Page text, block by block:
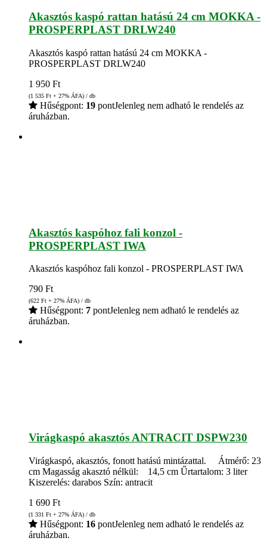
Akasztós kaspó rattan hatású 24 cm MOKKA -
PROSPERPLAST DRLW240
Akasztós kaspó rattan hatású 24 cm MOKKA -
PROSPERPLAST DRLW240
1 950 Ft
(1 535 Ft + 27% ÁFA) / db
Hűségpont: 19 pontJelenleg nem adható le rendelés az
áruházban.
Akasztós kaspóhoz fali konzol -
PROSPERPLAST IWA
Akasztós kaspóhoz fali konzol - PROSPERPLAST IWA
790 Ft
(622 Ft + 27% ÁFA) / db
Hűségpont: 7 pontJelenleg nem adható le rendelés az
áruházban.
Virágkaspó akasztós ANTRACIT DSPW230
Virágkaspó, akasztós, fonott hatású mintázattal. Átmérő: 23
cm Magasság akasztó nélkül: 14,5 cm Űrtartalom: 3 liter
Kiszerelés: darabos Szín: antracit
1 690 Ft
(1 331 Ft + 27% ÁFA) / db
Hűségpont: 16 pontJelenleg nem adható le rendelés az
áruházban.